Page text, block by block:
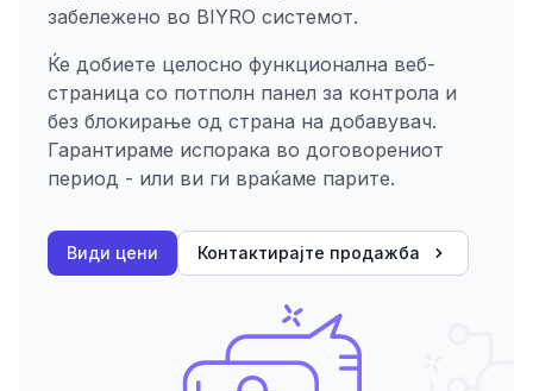
забележено во BIYRO системот.
Ќе добиете целосно функционална веб-
страница со потполн панел за контрола и
без блокирање од страна на добавувач.
Гарантираме испорака во договорениот
период - или ви ги враќаме парите.
Види цени Контактирајте продажба